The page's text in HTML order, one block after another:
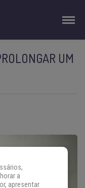
UM
a
apresentar